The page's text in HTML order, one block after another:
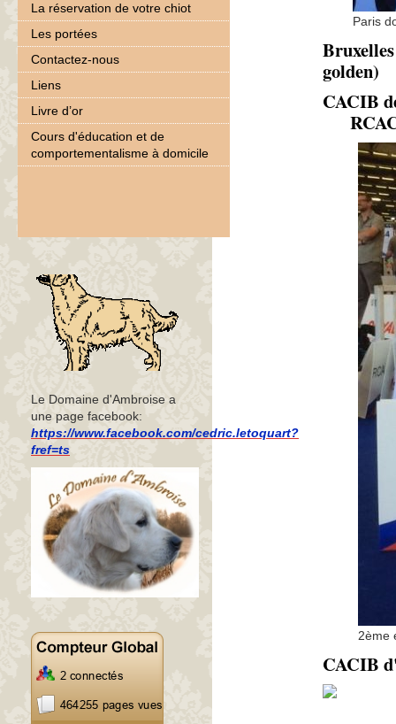
Paris
golden)
CACIB
2ème
CACIB
La réservation de votre chiot
Les portées
Contactez-nous
Liens
Livre d’or
Cours d'éducation et de
comportementalisme à domicile
Le Domaine d'Ambroise a
une page facebook:
https://www.facebook.com/cedric.letoquart?
fref=ts